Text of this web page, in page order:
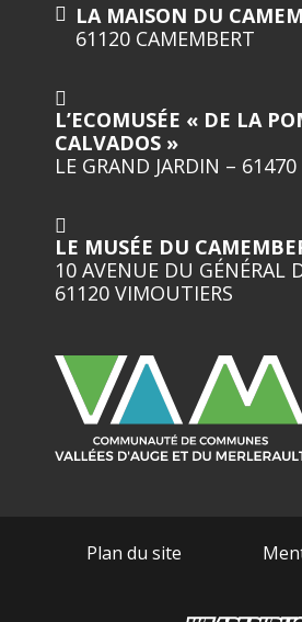
LA MAISON DU
61120 CAMEMBERT
L’ECOMUSÉE « DE LA
CALVADOS »
LE GRAND JARDIN –
LE MUSÉE DU
10 AVENUE DU GÉNÉRAL
61120 VIMOUTIERS
Plan du site